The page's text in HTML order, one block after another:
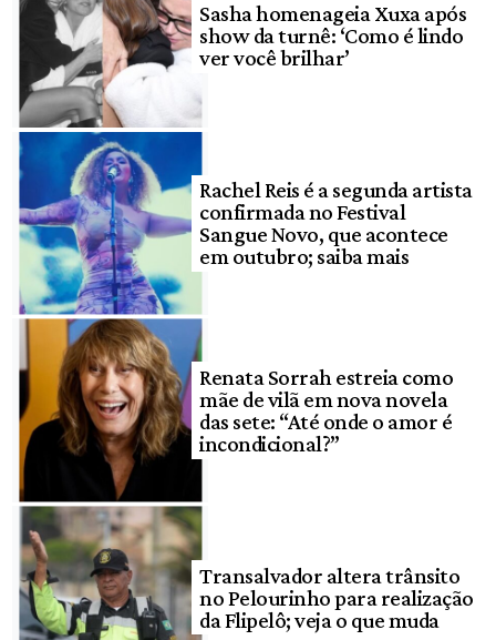
Sasha homenageia Xuxa após
show da turnê: ‘Como é lindo
ver você brilhar’
Rachel Reis é a segunda artista
confirmada no Festival
Sangue Novo, que acontece
em outubro; saiba mais
Renata Sorrah estreia como
mãe de vilã em nova novela
das sete: “Até onde o amor é
incondicional?”
Transalvador altera trânsito
no Pelourinho para realização
da Flipelô; veja o que muda